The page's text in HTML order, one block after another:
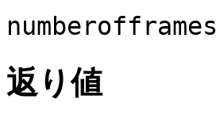
numberofframes
返り値